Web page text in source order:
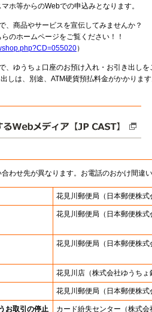
ホ等からのWebでの申込みとなります。
、商品やサービスを宣伝してみませんか？
のホームページをご覧ください！！
）
、ゆうちょ口座のお預け入れ・お引き出しを
しは、別途、ATM硬貨預払料金がかかります
わせ先が異なります。お電話のおかけ間違い
花見川郵便局 （日本郵便株式
花見川郵便局 （日本郵便株式
花見川郵便局 （日本郵便株式
花見川店 （株式会社ゆうちょ
花見川郵便局 （日本郵便株式
お取引の停止 カード紛失センター （株式